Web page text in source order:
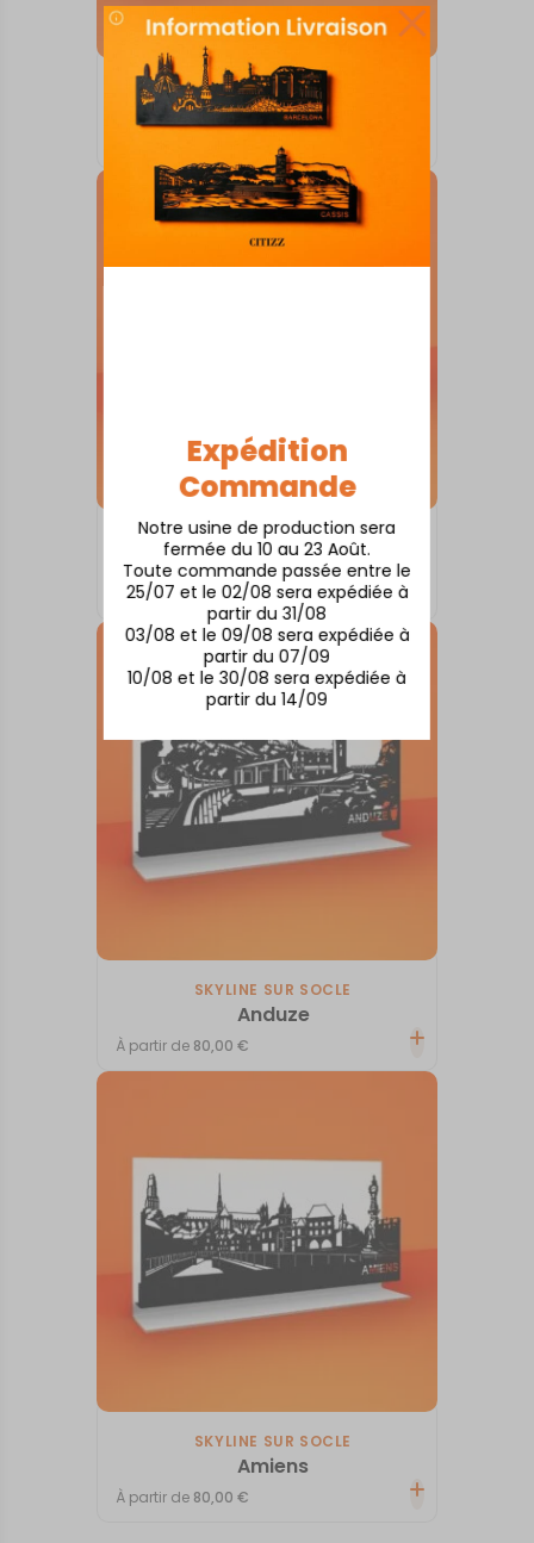
Expédition
Commande
Notre usine de production sera
fermée du 10 au 23 Août.
Toute commande passée entre le
25/07 et le 02/08 sera expédiée à
partir du 31/08
03/08 et le 09/08 sera expédiée à
partir du 07/09
10/08 et le 30/08 sera expédiée à
partir du 14/09
SKYLINE SUR SOCLE
Ajaccio
SKYLINE SUR SOCLE
Aix-en-Provence
À partir de80,00€
SKYLINE SUR SOCLE
Anduze
À partir de 80,00€
SKYLINE SUR SOCLE
Amiens
À partir de 80,00€